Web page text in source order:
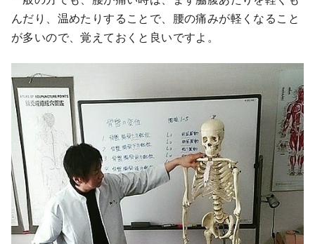
んだり、温めたりすることで、腰の痛みが軽くなること
が多いので、覚えておくと良いですよ。